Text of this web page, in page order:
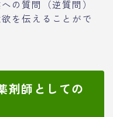
の質問（逆質問）
を伝えることがで
剤師としての